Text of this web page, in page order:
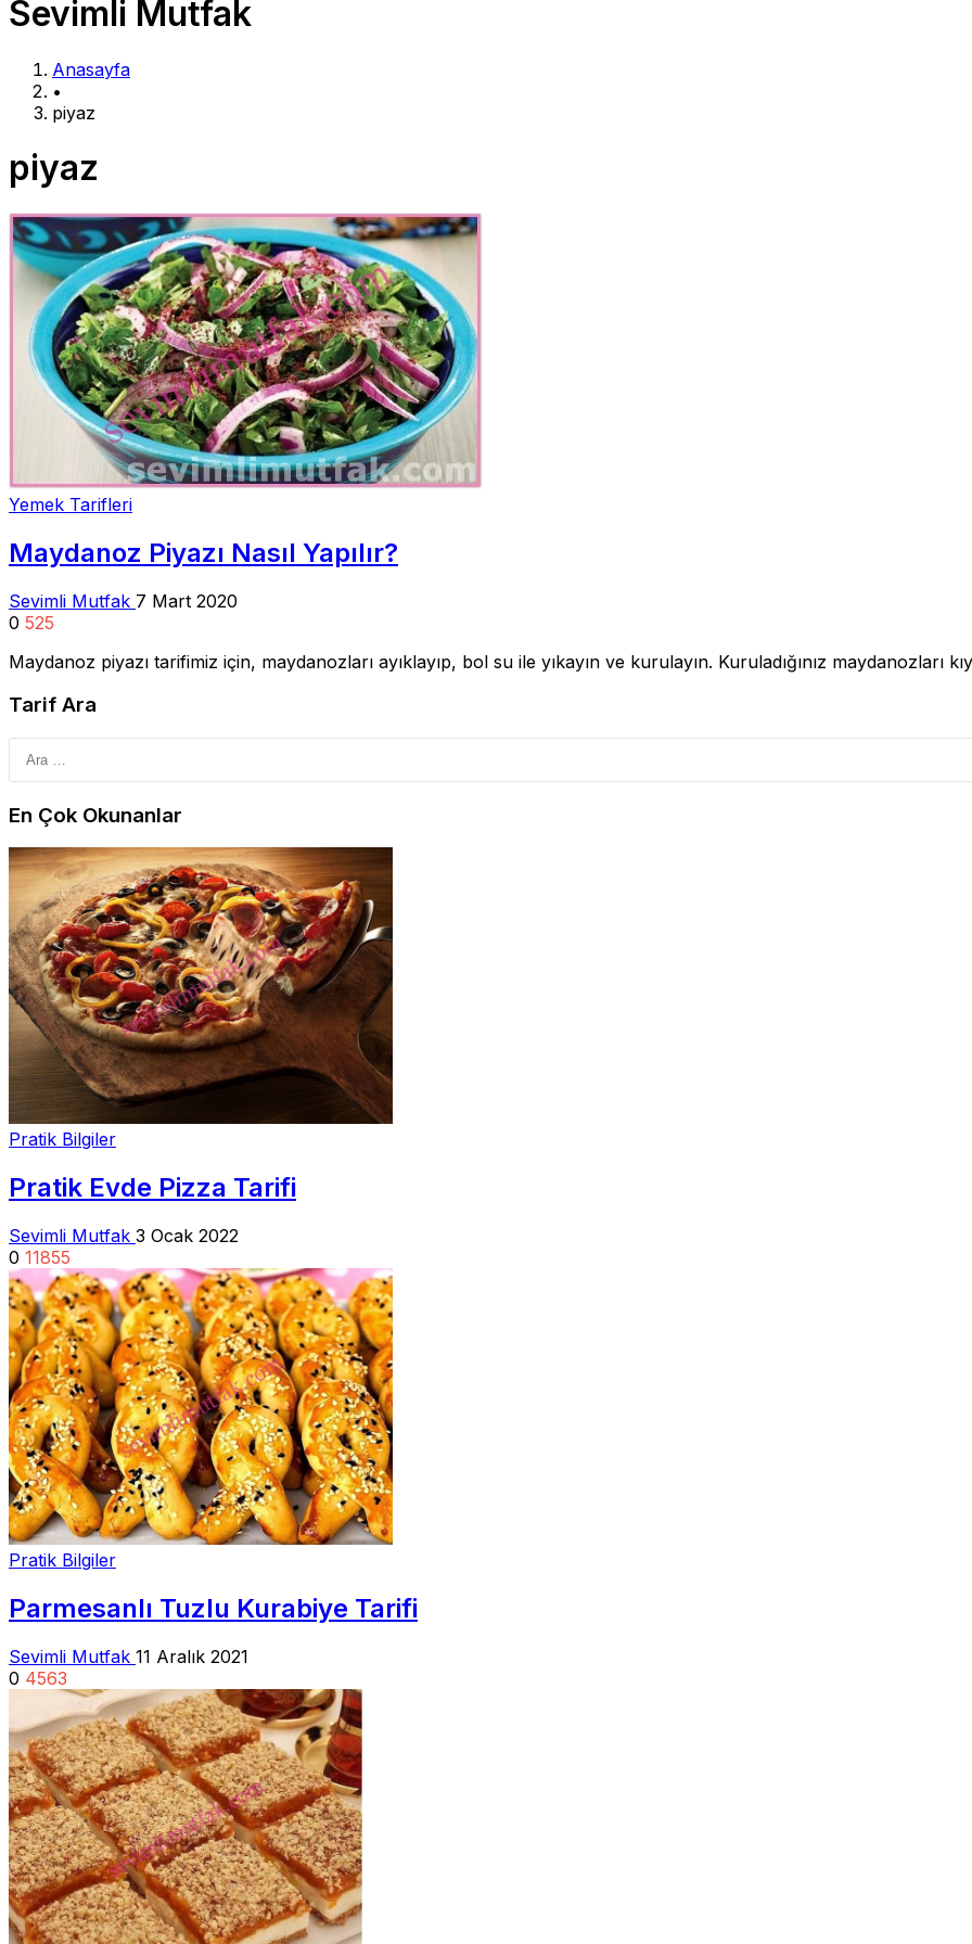
Sevimli Mutfak
Anasayfa
•
piyaz
piyaz
Yemek Tarifleri
Maydanoz Piyazı Nasıl Yapılır?
Sevimli Mutfak 7 Mart 2020
0 525
Maydanoz piyazı tarifimiz için, maydanozları ayıklayıp, bol su ile yıkayın ve kurulayın. Kuruladığınız maydanozları
Tarif Ara
En Çok Okunanlar
Pratik Bilgiler
Pratik Evde Pizza Tarifi
Sevimli Mutfak 3 Ocak 2022
0 11855
Pratik Bilgiler
Parmesanlı Tuzlu Kurabiye Tarifi
Sevimli Mutfak 11 Aralık 2021
0 4563